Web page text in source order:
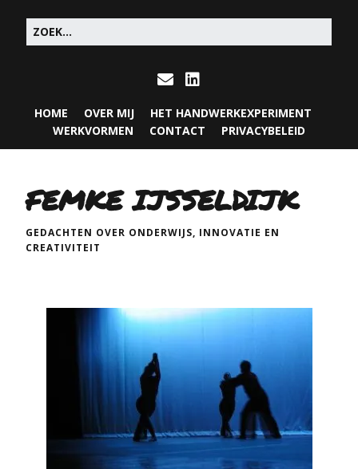
HOME OVER MIJ
HET HANDWERKEXPERIMENT
WERKVORMEN
CONTACT PRIVACYBELEID
FEMKE IJSSELDIJK
GEDACHTEN OVER ONDERWIJS, INNOVATIE EN
CREATIVITEIT